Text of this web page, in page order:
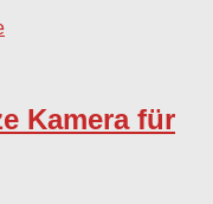
Kamera für